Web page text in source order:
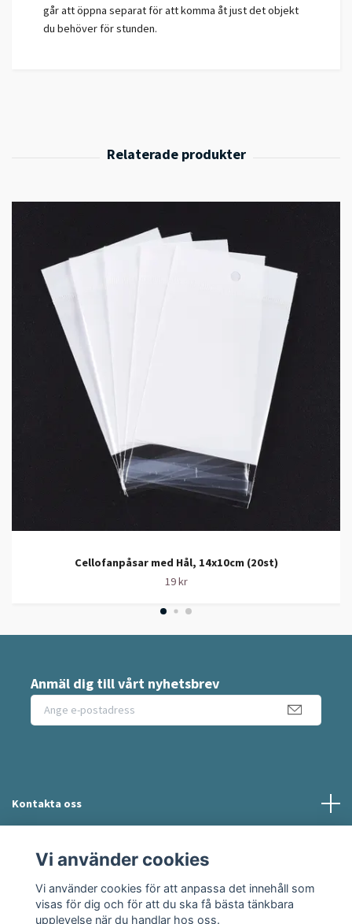
går att öppna separat för att komma åt just det objekt
du behöver för stunden.
Cellofanpåsar med Hål, 14x10cm (20st)
19 kr
Anmäl dig till vårt nyhetsbrev
Kontakta oss
Sociala medier
Vi använder cookies
Vi använder cookies för att anpassa det innehåll som
visas för dig och för att du ska få bästa tänkbara
upplevelse när du handlar hos oss.